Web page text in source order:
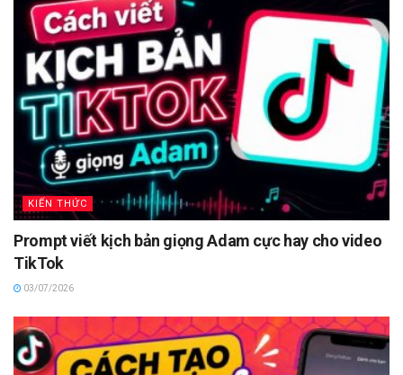
KIẾN THỨC
Prompt viết kịch bản giọng Adam cực hay cho video
TikTok
03/07/2026